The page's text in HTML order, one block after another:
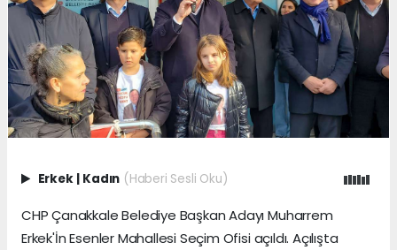
Erkek | Kadın (Haberi Sesli Oku)
CHP Çanakkale Belediye Başkan Adayı Muharrem
Erkek'İn Esenler Mahallesi Seçim Ofisi açıldı. Açılışta